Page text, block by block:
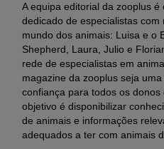
A equipa editorial da zooplus
dedicado de especialistas
mundo dos animais: Luisa e o
Shepherd, Laura, Julio e
rede de especialistas em
magazine da zooplus seja
confiança para todos os
objetivo é disponibilizar
de animais e informações
adequados a ter com animais